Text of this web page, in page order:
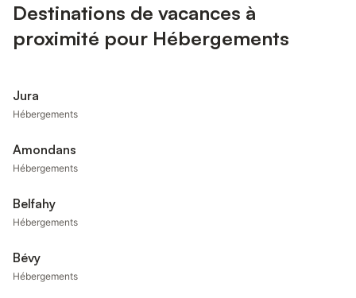
Destinations de vacances à
proximité pour Hébergements
Jura
Hébergements
Amondans
Hébergements
Belfahy
Hébergements
Bévy
Hébergements